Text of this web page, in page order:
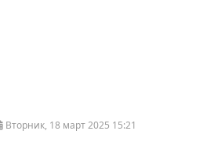
Вторник, 18 март 2025 15:21